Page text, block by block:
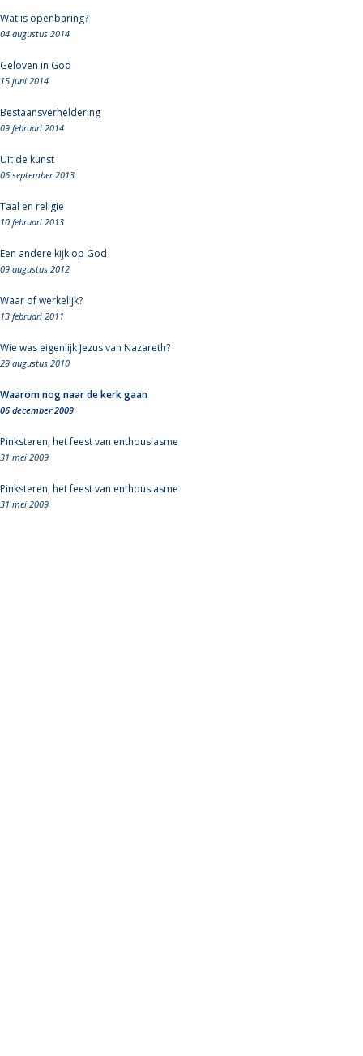
Wat is openbaring?
04 augustus 2014
Geloven in God
15 juni 2014
Bestaansverheldering
09 februari 2014
Uit de kunst
06 september 2013
Taal en religie
10 februari 2013
Een andere kijk op God
09 augustus 2012
Waar of werkelijk?
13 februari 2011
Wie was eigenlijk Jezus van Nazareth?
29 augustus 2010
Waarom nog naar de kerk gaan
06 december 2009
Pinksteren, het feest van enthousiasme
31 mei 2009
Pinksteren, het feest van enthousiasme
31 mei 2009